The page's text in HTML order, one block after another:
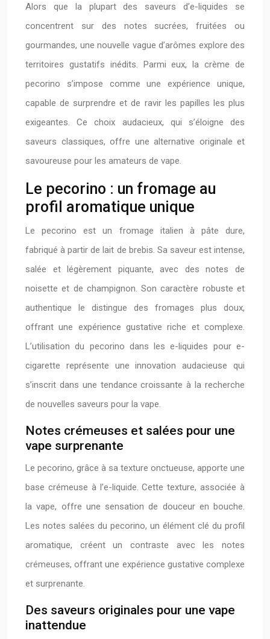
Alors que la plupart des saveurs d’e-liquides se
concentrent sur des notes sucrées, fruitées ou
gourmandes, une nouvelle vague d’arômes explore des
territoires gustatifs inédits. Parmi eux, la crème de
pecorino s’impose comme une expérience unique,
capable de surprendre et de ravir les papilles les plus
exigeantes. Ce choix audacieux, qui s’éloigne des
saveurs classiques, offre une alternative originale et
savoureuse pour les amateurs de vape.
Le pecorino : un fromage au
profil aromatique unique
Le pecorino est un fromage italien à pâte dure,
fabriqué à partir de lait de brebis. Sa saveur est intense,
salée et légèrement piquante, avec des notes de
noisette et de champignon. Son caractère robuste et
authentique le distingue des fromages plus doux,
offrant une expérience gustative riche et complexe.
L’utilisation du pecorino dans les e-liquides pour e-
cigarette représente une innovation audacieuse qui
s’inscrit dans une tendance croissante à la recherche
de nouvelles saveurs pour la vape.
Notes crémeuses et salées pour une
vape surprenante
Le pecorino, grâce à sa texture onctueuse, apporte une
base crémeuse à l’e-liquide. Cette texture, associée à
la vape, offre une sensation de douceur en bouche.
Les notes salées du pecorino, un élément clé du profil
aromatique, créent un contraste avec les notes
crémeuses, offrant une expérience gustative complexe
et surprenante.
Des saveurs originales pour une vape
inattendue